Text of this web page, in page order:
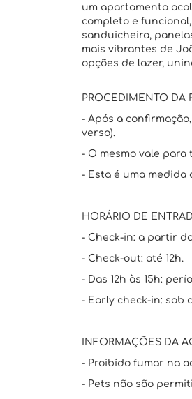
um apartamento
completo e
sanduicheira,
mais vibrantes de
opções de lazer,
PROCEDIMENTO DA
- Após a
verso).
- O mesmo vale
- Esta é uma
HORÁRIO DE
- Check-in: a partir
- Check-out: até 12h.
- Das 12h às 15h:
- Early check-in: sob
INFORMAÇÕES DA
- Proibído fumar na
- Pets não são